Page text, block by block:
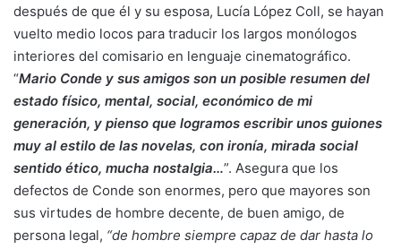
después de que él y su esposa, Lucía López Coll, se hayan
vuelto medio locos para traducir los largos monólogos
interiores del comisario en lenguaje cinematográfico.
“Mario Conde y sus amigos son un posible resumen del
estado físico, mental, social, económico de mi
generación, y pienso que logramos escribir unos guiones
muy al estilo de las novelas, con ironía, mirada social
sentido ético, mucha nostalgia…”. Asegura que los
defectos de Conde son enormes, pero que mayores son
sus virtudes de hombre decente, de buen amigo, de
persona legal, “de hombre siempre capaz de dar hasta lo